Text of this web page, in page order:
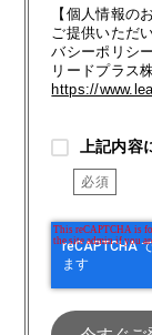
【個人情報の
ご提供いただ
バシーポリシ
リードプラス
https://
上記内容